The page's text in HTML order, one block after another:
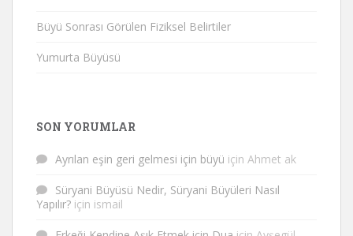
Büyü Sonrası Görülen Fiziksel Belirtiler
Yumurta Büyüsü
SON YORUMLAR
Ayrılan eşin geri gelmesi için büyü için Ahmet ak
Süryani Büyüsü Nedir, Süryani Büyüleri Nasıl
Yapılır? için ismail